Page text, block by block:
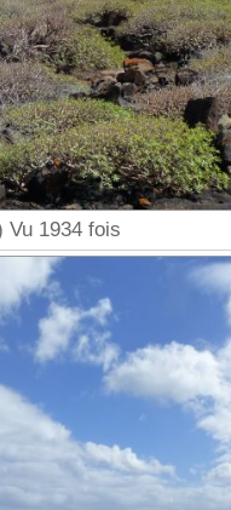
Vu 1934 fois